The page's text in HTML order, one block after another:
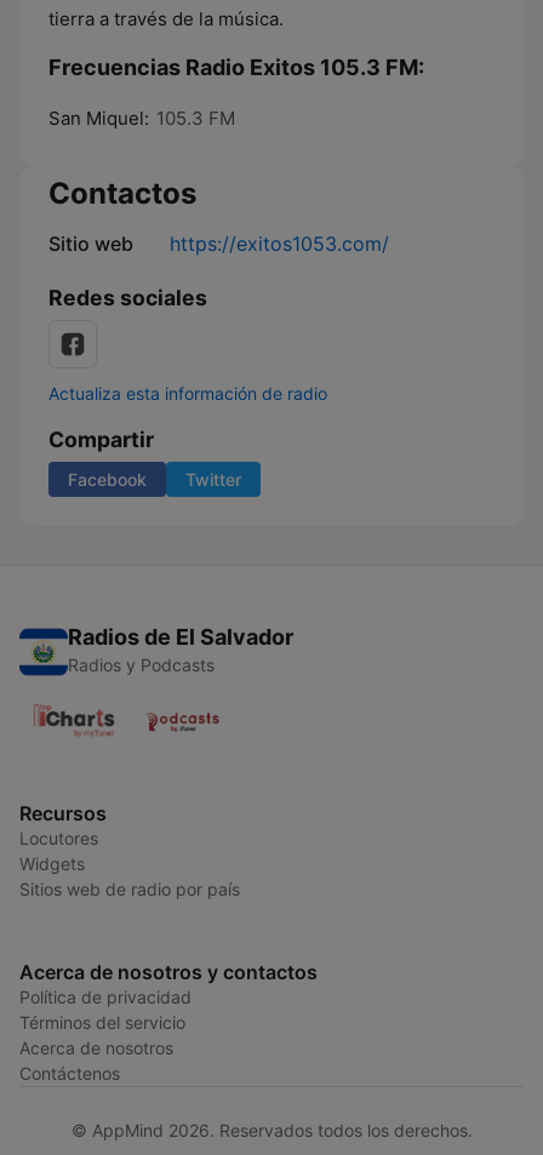
tierra a través de la música.
Frecuencias Radio Exitos 105.3 FM:
San Miquel: 105.3 FM
Contactos
Sitio web https://exitos1053.com/
Redes sociales
Actualiza esta información de radio
Compartir
Facebook Twitter
Radios de El Salvador
Radios y Podcasts
Recursos
Locutores
Widgets
Sitios web de radio por país
Acerca de nosotros y contactos
Política de privacidad
Términos del servicio
Acerca de nosotros
Contáctenos
© AppMind 2026. Reservados todos los derechos.